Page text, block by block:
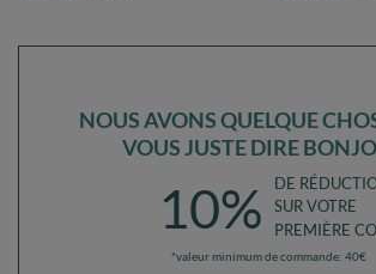
NOUS AVONS QUELQUE
VOUS JUSTE DIRE
10%
DE
SUR VOTRE
PREMIÈRE
*valeur minimum de commande: 40€